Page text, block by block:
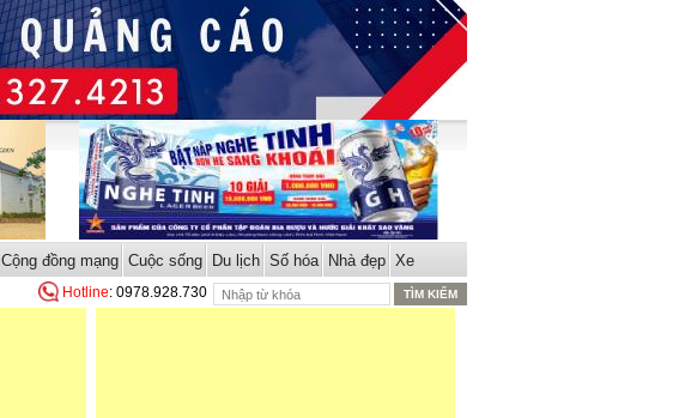
Cộng đồng mạng Cuộc sống Du lịch Số hóa Nhà đẹp Xe
Hotline: 0978.928.730